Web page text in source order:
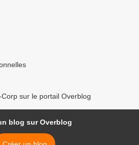
sur le portail Overblog
blog sur Overblog